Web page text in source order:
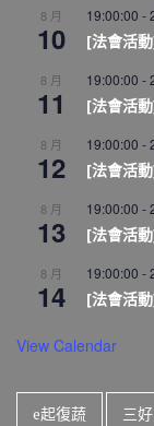
8 月
10
19:00:00 -
[法會活
8 月
11
19:00:00 -
[法會活
8 月
12
19:00:00 -
[法會活
8 月
13
19:00:00 -
[法會活
8 月
14
19:00:00 -
[法會活
View Calendar
e起復蔬 三